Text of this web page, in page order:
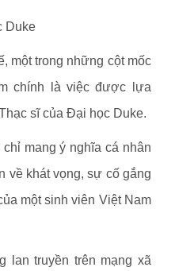
Duke
một trong những cột mốc
chính là việc được lựa
sĩ của Đại học Duke.
mang ý nghĩa cá nhân
về khát vọng, sự cố gắng
một sinh viên Việt Nam
lan truyền trên mạng xã